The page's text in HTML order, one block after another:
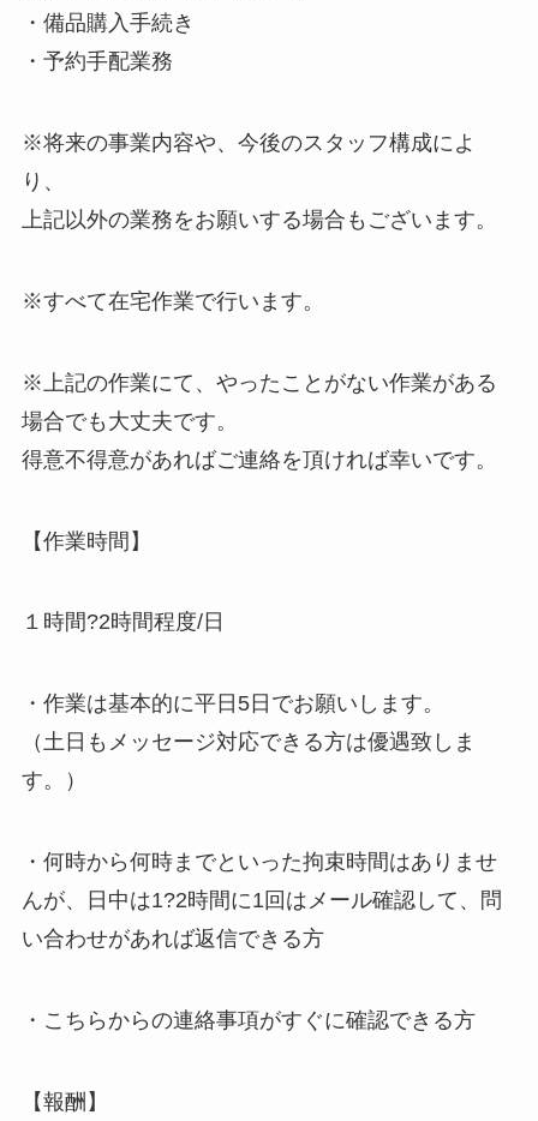
・備品購入手続き
・予約手配業務
※将来の事業内容や、今後のスタッフ構成によ
り、
上記以外の業務をお願いする場合もございます。
※すべて在宅作業で行います。
※上記の作業にて、やったことがない作業がある
場合でも大丈夫です。
得意不得意があればご連絡を頂ければ幸いです。
【作業時間】
１時間?2時間程度/日
・作業は基本的に平日5日でお願いします。
（土日もメッセージ対応できる方は優遇致しま
す。）
・何時から何時までといった拘束時間はありませ
んが、日中は1?2時間に1回はメール確認して、問
い合わせがあれば返信できる方
・こちらからの連絡事項がすぐに確認できる方
【報酬】